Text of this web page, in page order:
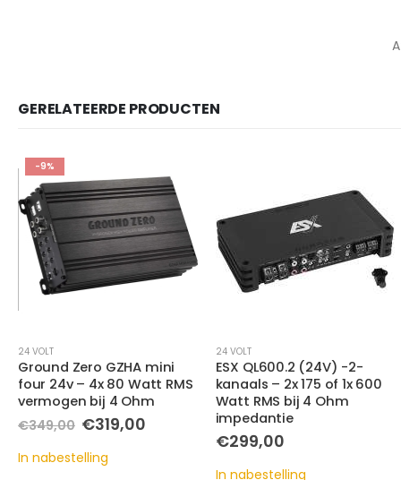
GERELATEERDE PRODUCTEN
24 VOLT
ESX QL600.2 (24V) -2-
kanaals – 2x 175 of 1x 600
Watt RMS bij 4 Ohm
impedantie
24 VOLT
ESX VX3000PRO – 3000
Watt RMS vermogen bij 1
Ohm – 24 Volt versie
€569,00